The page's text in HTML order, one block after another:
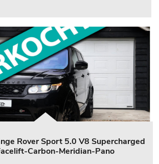
Rover Sport 5.0 V8 Supercharged
Carbon-Meridian-Pano